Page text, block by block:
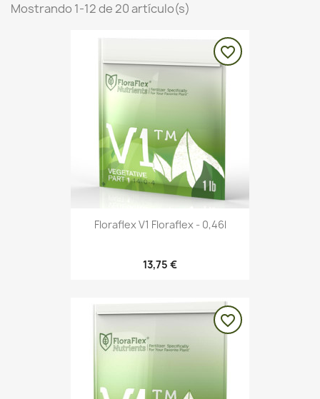
Mostrando 1-12 de 20 artículo(s)
Floraflex V1 Floraflex - 0,46l
13,75 €
favorite_border
favorite_border